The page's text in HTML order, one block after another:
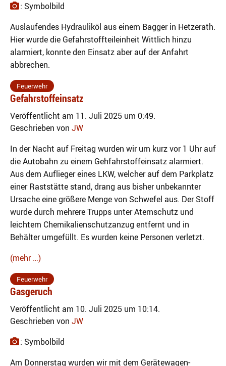
: Symbolbild
Auslaufendes Hydrauliköl aus einem Bagger in Hetzerath.
Hier wurde die Gefahrstoffteileinheit Wittlich hinzu
alarmiert, konnte den Einsatz aber auf der Anfahrt
abbrechen.
Feuerwehr
Gefahrstoffeinsatz
Veröffentlicht am 11. Juli 2025 um 0:49.
Geschrieben von JW
In der Nacht auf Freitag wurden wir um kurz vor 1 Uhr auf
die Autobahn zu einem Gehfahrstoffeinsatz alarmiert.
Aus dem Auflieger eines LKW, welcher auf dem Parkplatz
einer Raststätte stand, drang aus bisher unbekannter
Ursache eine größere Menge von Schwefel aus. Der Stoff
wurde durch mehrere Trupps unter Atemschutz und
leichtem Chemikalienschutzanzug entfernt und in
Behälter umgefüllt. Es wurden keine Personen verletzt.
(mehr …)
Feuerwehr
Gasgeruch
Veröffentlicht am 10. Juli 2025 um 10:14.
Geschrieben von JW
: Symbolbild
Am Donnerstag wurden wir mit dem Gerätewagen-